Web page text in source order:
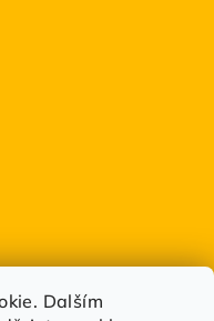
Dalším
WC 100g